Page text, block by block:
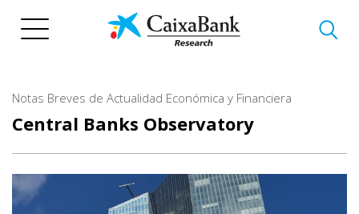
Notas Breves de Actualidad Económica y Financiera
Central Banks Observatory